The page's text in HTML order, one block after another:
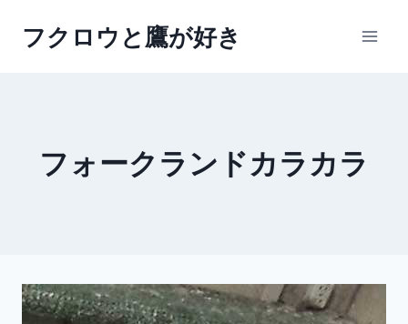
フクロウと鷹が好き
フォークランドカラカラ